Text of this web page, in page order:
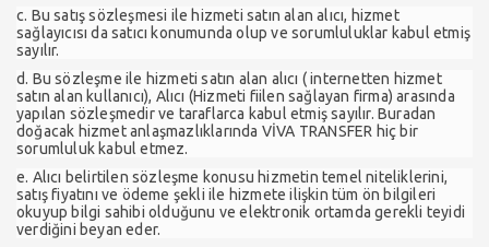
c. Bu satış sözleşmesi ile hizmeti satın alan alıcı, hizmet
sağlayıcısı da satıcı konumunda olup ve sorumluluklar kabul etmiş
sayılır.
d. Bu sözleşme ile hizmeti satın alan alıcı ( internetten hizmet
satın alan kullanıcı), Alıcı (Hizmeti fiilen sağlayan firma) arasında
yapılan sözleşmedir ve taraflarca kabul etmiş sayılır. Buradan
doğacak hizmet anlaşmazlıklarında VİVA TRANSFER hiç bir
sorumluluk kabul etmez.
e. Alıcı belirtilen sözleşme konusu hizmetin temel niteliklerini,
satış fiyatını ve ödeme şekli ile hizmete ilişkin tüm ön bilgileri
okuyup bilgi sahibi olduğunu ve elektronik ortamda gerekli teyidi
verdiğini beyan eder.